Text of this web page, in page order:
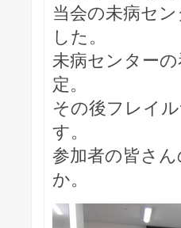
当会の未病セ
した。
未病センター
定。
その後フレイ
す。
参加者の皆さ
か。